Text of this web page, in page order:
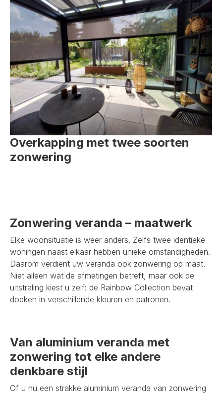
Overkapping met twee soorten
zonwering
Zonwering veranda – maatwerk
Elke woonsituatie is weer anders. Zelfs twee identieke
woningen naast elkaar hebben unieke omstandigheden.
Daarom verdient uw veranda ook zonwering op maat.
Niet alleen wat de afmetingen betreft, maar ook de
uitstraling kiest u zelf: de Rainbow Collection bevat
doeken in verschillende kleuren en patronen.
Van aluminium veranda met
zonwering tot elke andere
denkbare stijl
Of u nu een strakke aluminium veranda van zonwering